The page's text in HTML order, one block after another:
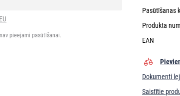
pieejami pasūtīšanai.
Pasūtīšanas
Produkta
EAN
Dokumenti
Saistītie